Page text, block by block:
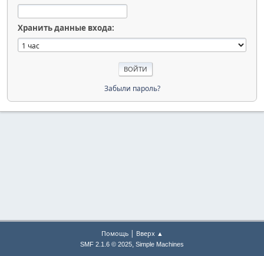
Хранить данные входа:
Забыли пароль?
Помощь| Вверх ▲
SMF 2.1.6 © 2025, Simple Machines